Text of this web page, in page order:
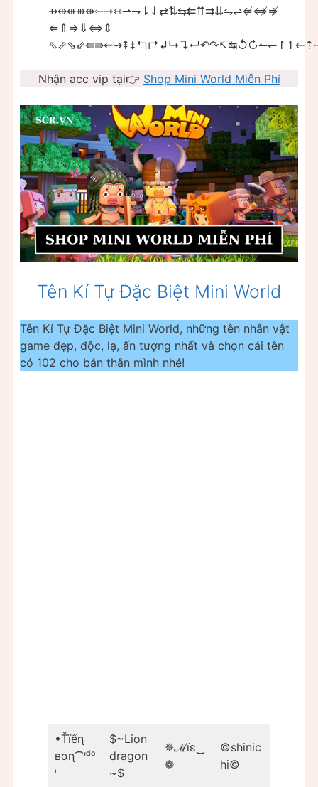
⇸⇹⇺⇻⇼⇽⇾⇿⇀⇁⇂⇃⇄⇅⇆⇇⇈⇉⇊⇋⇌⇍⇎⇏
⇐⇑⇒⇓⇔⇕
Nhận acc vip tại👉 Shop Mini World Miễn Phí
Tên Kí Tự Đặc Biệt Mini World
Tên Kí Tự Đặc Biệt Mini World, những tên nhân vật
game đẹp, độc, lạ, ấn tượng nhất và chọn cái tên
có 102 cho bản thân mình nhé!
•Ťїếɳ
вαɳ⁀ᶦᵈᵒ
ᶫ
$~Lion
dragon
~$
✵ℳïɛ‿
❁
©shinic
hi©